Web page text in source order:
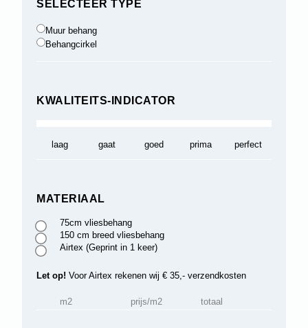
SELECTEER TYPE
Muur behang
Behangcirkel
KWALITEITS-INDICATOR
laag gaat goed prima perfect
MATERIAAL
75cm vliesbehang
150 cm breed vliesbehang
Airtex (Geprint in 1 keer)
Let op! Voor Airtex rekenen wij € 35,- verzendkosten
m2 prijs/m2 totaal